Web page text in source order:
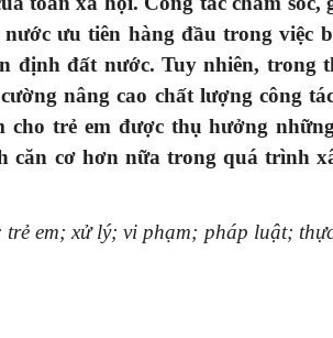
Quản
lý
ưu tiên hàng đầu trong việc
định đất nước. Tuy nhiên, trong
nâng cao chất lượng công
cho trẻ em được thụ hưởng
căn cơ hơn nữa trong quá trình
trẻ em; xử lý; vi phạm; pháp luật;